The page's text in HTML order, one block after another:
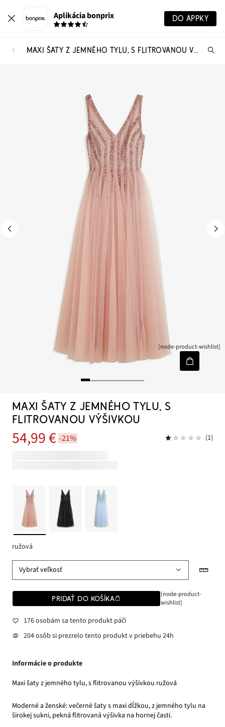
Aplikácia bonprix DO APPKY
MAXI ŠATY Z JEMNÉHO TYLU, S FLITROVANOU VÝŠIVKOU
[node-product-wishlist]
MAXI ŠATY Z JEMNÉHO TYLU, S
FLITROVANOU VÝŠIVKOU
54,99 € -21% (1)
ružová
Vybrať veľkosť
PRIDAŤ DO KOŠÍKA
[node-product-
wishlist]
176 osobám sa tento produkt páči
204 osôb si prezrelo tento produkt v priebehu 24h
Informácie o produkte
Maxi šaty z jemného tylu, s flitrovanou výšivkou ružová
Moderné a ženské: večerné šaty s maxi dĺžkou, z jemného tylu na
širokej sukni, pekná flitrovaná výšivka na hornej časti.